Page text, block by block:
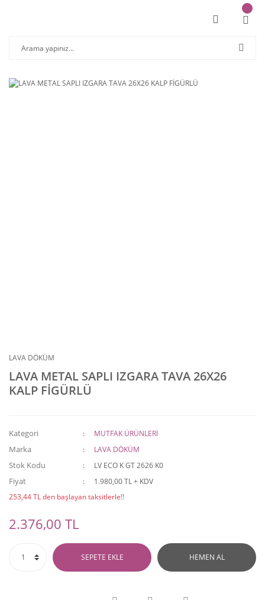
LAVA DÖKÜM
LAVA METAL SAPLI IZGARA TAVA 26X26
KALP FİGÜRLÜ
Kategori MUTFAK ÜRÜNLERİ
Marka LAVA DÖKÜM
Stok Kodu LV ECO K GT 2626 K0
Fiyat
1.980,00 TL + KDV
253,44 TL den başlayan taksitlerle!!
2.376,00 TL
SEPETE EKLE HEMEN AL